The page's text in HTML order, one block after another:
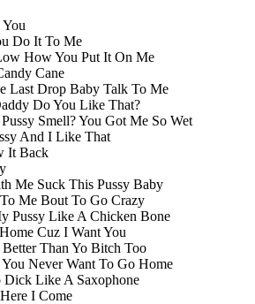
Do It To Me
How You Put It On Me
Cane
Last Drop Baby Talk To Me
Do You Like That?
Smell? You Got Me So Wet
And I Like That
It Back
Me Suck This Pussy Baby
Me Bout To Go Crazy
Pussy Like A Chicken Bone
Cuz I Want You
Than Yo Bitch Too
Never Want To Go Home
Like A Saxophone
I Come